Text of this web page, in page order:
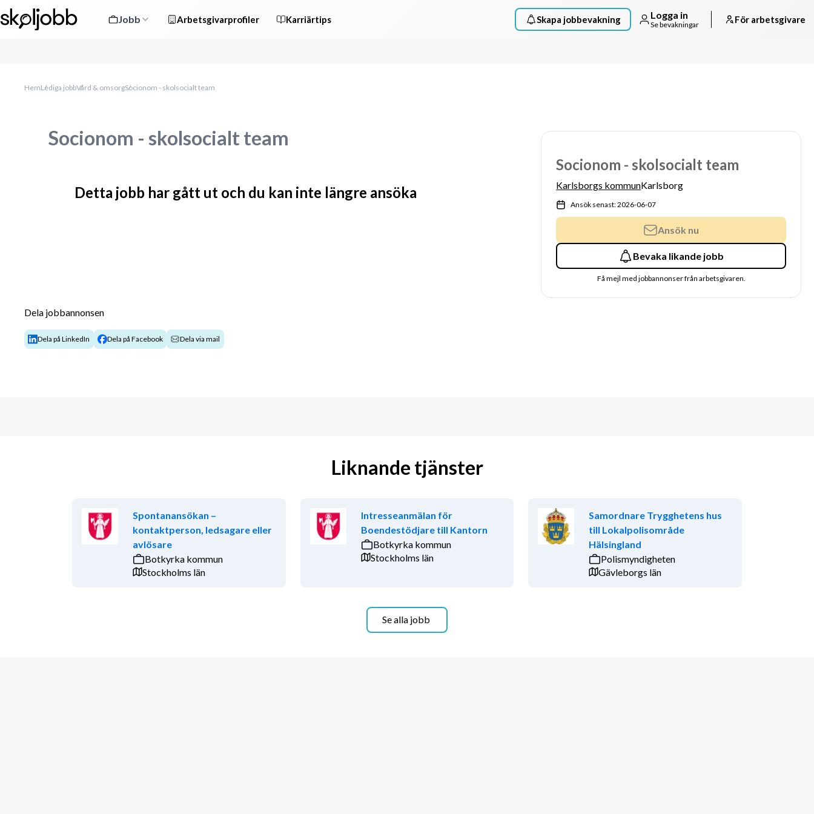
Jobb Arbetsgivarprofiler Karriärtips Skapa jobbevakning Logga in
Se bevakningar För arbetsgivare
HemLediga jobbVård & omsorgSocionom - skolsocialt team
Socionom - skolsocialt team
Detta jobb har gått ut och du kan inte längre ansöka
Socionom - skolsocialt team
Karlsborgs kommunKarlsborg
Ansök senast: 2026-06-07
Ansök nu
Bevaka likande jobb
Få mejl med jobbannonser från arbetsgivaren.
Dela jobbannonsen
Dela på LinkedIn Dela på Facebook Dela via mail
Liknande tjänster
Spontanansökan –
kontaktperson, ledsagare eller
avlösare
Botkyrka kommun
Stockholms län
Intresseanmälan för
Boendestödjare till Kantorn
Botkyrka kommun
Stockholms län
Samordnare Trygghetens hus
till Lokalpolisområde
Hälsingland
Polismyndigheten
Gävleborgs län
Se alla jobb